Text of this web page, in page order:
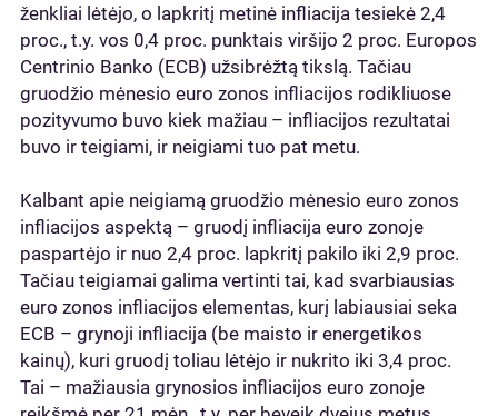
ženkliai lėtėjo, o lapkritį metinė infliacija tesiekė 2,4
proc., t.y. vos 0,4 proc. punktais viršijo 2 proc. Europos
Centrinio Banko (ECB) užsibrėžtą tikslą. Tačiau
gruodžio mėnesio euro zonos infliacijos rodikliuose
pozityvumo buvo kiek mažiau – infliacijos rezultatai
buvo ir teigiami, ir neigiami tuo pat metu.
Kalbant apie neigiamą gruodžio mėnesio euro zonos
infliacijos aspektą – gruodį infliacija euro zonoje
paspartėjo ir nuo 2,4 proc. lapkritį pakilo iki 2,9 proc.
Tačiau teigiamai galima vertinti tai, kad svarbiausias
euro zonos infliacijos elementas, kurį labiausiai seka
ECB – grynoji infliacija (be maisto ir energetikos
kainų), kuri gruodį toliau lėtėjo ir nukrito iki 3,4 proc.
Tai – mažiausia grynosios infliacijos euro zonoje